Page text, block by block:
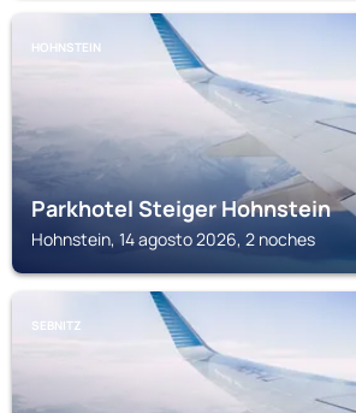
HOHNSTEIN
Parkhotel Steiger Hohnstein
Hohnstein, 14 agosto 2026, 2 noches
SEBNITZ